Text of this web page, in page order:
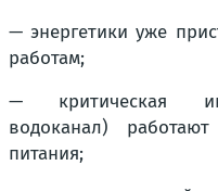
— энергетики уже
работам;
— критическая
водоканал)
питания;